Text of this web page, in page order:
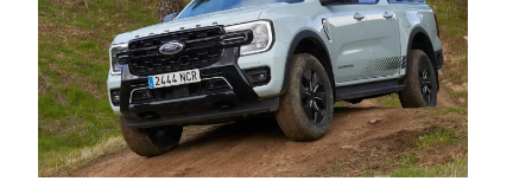
Mobility
Σταθμοί φόρτισης
Classic